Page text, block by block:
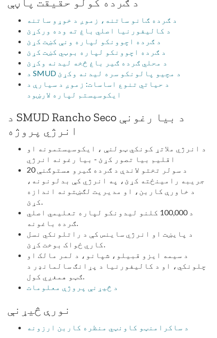
د ګرده ګانو ساتنه، زموږ د خوړو ساتنه
د کالیفورنیا اصلي باغ ته وده ورکړئ
د ګرده اچوونکو لپاره ونې کښت کړئ
د ګرده اچوونکو لپاره بوټي کښت کړئ
د محلي ګرده ګیر باغ څخه لیدنه وکړئ
د SMUD د مچیو پالونکو سره لیدنه وکړئ
د حیاتي تنوع اساسات: زموږ د سیارې د
ایکوسیستم لپاره لارښود
د SMUD Rancho Seco د بیا رغونې
انرژي پروژه
د انرژي ملاتړ کونکي ټولنې ، ایکوسیستمونه او
اقلیم بیا تصور کړئ - بیا رغونه انرژي
د سولر تختو لاندې د ګرده ګیرو هستوګنې 20
جریبه رامینځته کړئ، په انرژي کې بدلونونه،
د خاورې کاربن، او مدیریت لګښتونه اندازه
کړئ.
د 100,000 کلنو لیدونکو لپاره تعلیمي اصلي
ګرده باغونه.
د پایښت او انرژي ساینس کې د راتلونکي نسل
کاري ځواک بوخت کړئ.
د سیمه ایزو قبیلو، شپانو، د لمر مالک او
چلونکي، او د کالیفورنیا د پړانګ سالمانډر د
ګټو همغږي کول.
د څیړنې پروژې معلومات
نورې څیړنې
د ساکرامنټو کاونټي منظره کاربن ارزونه